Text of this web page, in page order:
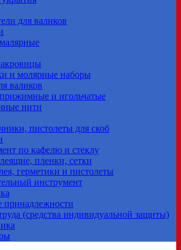
для валиков
и молярные наборы
валиков
и игольчатые
нити
пистолеты для скоб
по кафелю и стеклу
пленки, сетки
герметики и пистолеты
инструмент
принадлежности
(средства индивидуальной защиты)